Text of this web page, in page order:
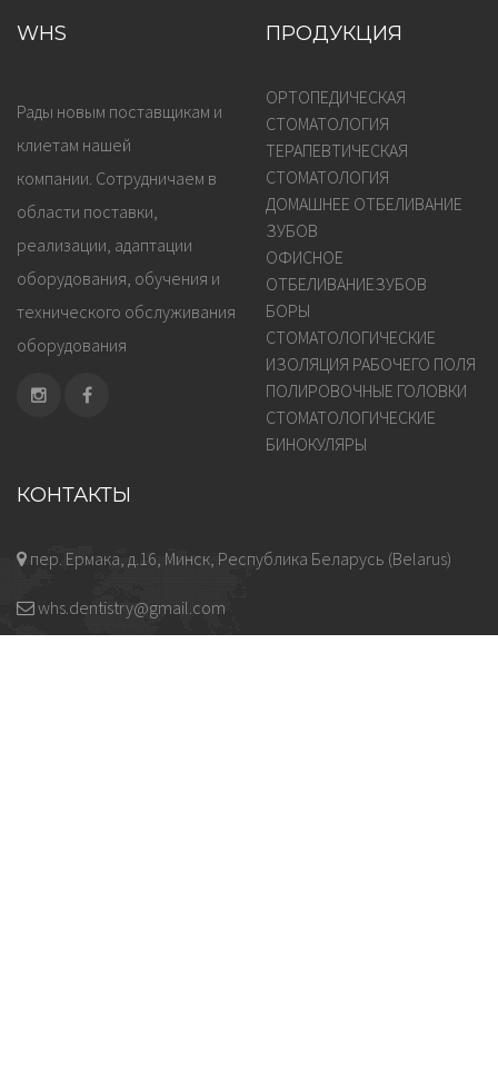
WHS
Рады новым поставщикам и
клиетам нашей
компании. Сотрудничаем в
области поставки,
реализации, адаптации
оборудования, обучения и
технического обслуживания
оборудования
ПРОДУКЦИЯ
ОРТОПЕДИЧЕСКАЯ
СТОМАТОЛОГИЯ
ТЕРАПЕВТИЧЕСКАЯ
СТОМАТОЛОГИЯ
ДОМАШНЕЕ ОТБЕЛИВАНИЕ
ЗУБОВ
ОФИСНОЕ
ОТБЕЛИВАНИЕЗУБОВ
БОРЫ
СТОМАТОЛОГИЧЕСКИЕ
ИЗОЛЯЦИЯ РАБОЧЕГО ПОЛЯ
ПОЛИРОВОЧНЫЕ ГОЛОВКИ
СТОМАТОЛОГИЧЕСКИЕ
БИНОКУЛЯРЫ
КОНТАКТЫ
пер. Ермака, д.16, Минск, Республика Беларусь (Belarus)
whs.dentistry@gmail.com